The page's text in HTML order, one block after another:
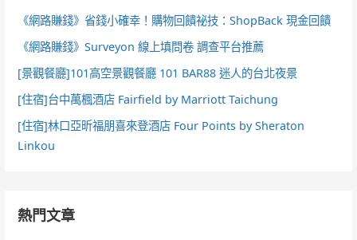
《網路賺錢》省錢小確幸！購物回饋祕技：ShopBack 現金回饋
《網路賺錢》Surveyon 線上填問卷 調查平台推薦
[景觀餐廳]101高空景觀餐廳 101 BAR88 迷人的台北夜景
[住宿]台中萬楓酒店 Fairfield by Marriott Taichung
[住宿]林口亞昕福朋喜來登酒店 Four Points by Sheraton
Linkou
熱門文章